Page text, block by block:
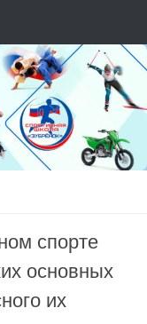
спорте
основных
их